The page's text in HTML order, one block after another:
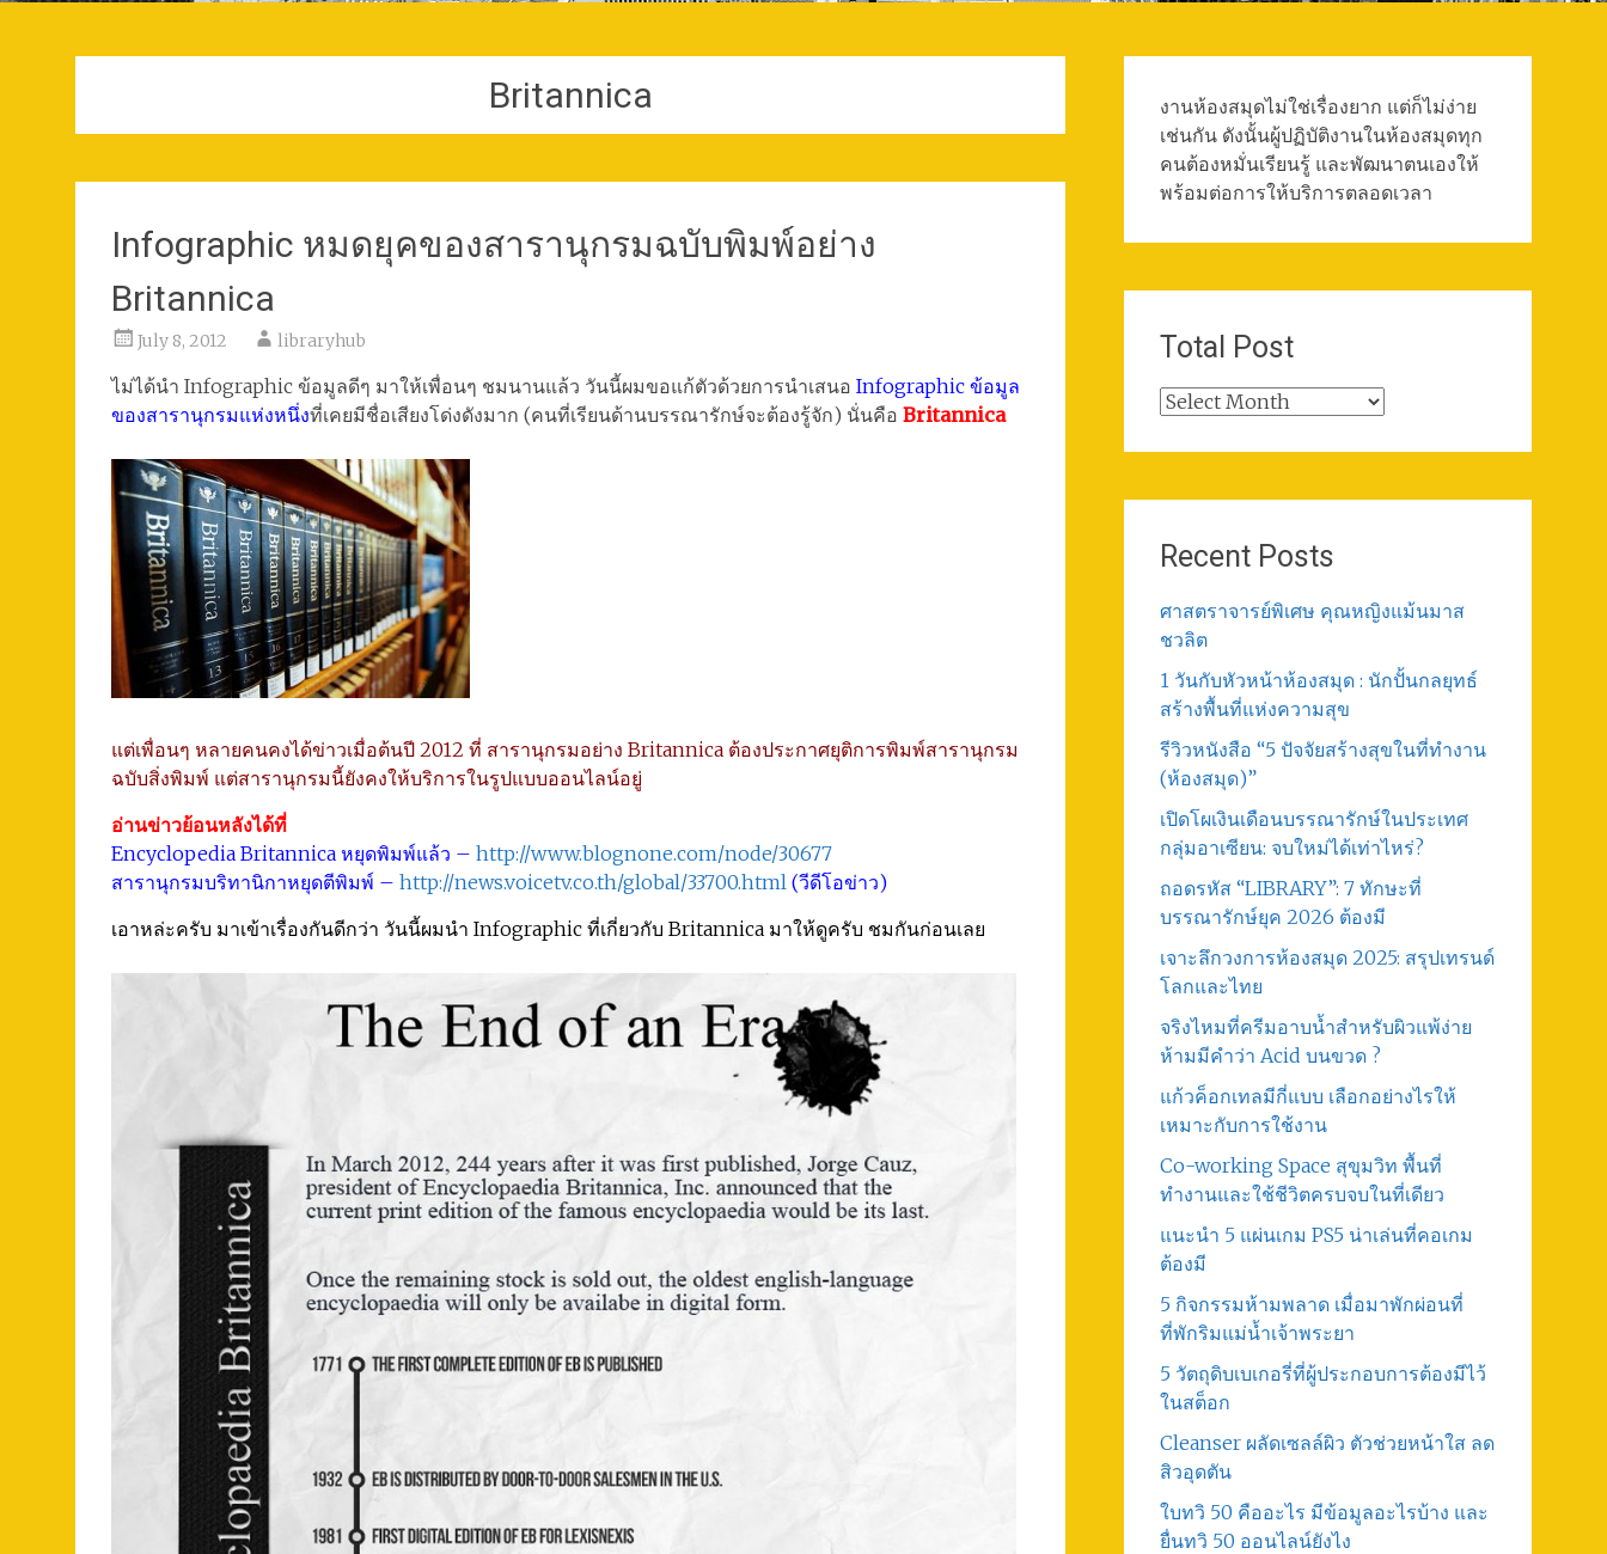
Britannica
Infographic หมดยุคของสารานุกรมฉบับพิมพ์อย่าง
Britannica
July 8, 2012 libraryhub
ไม่ได้นำ Infographic ข้อมูลดีๆ มาให้เพื่อนๆ ชมนานแล้ว วันนี้ผมขอแก้ตัวด้วยการนำเสนอ Infographic ข้อมูล
ของสารานุกรมแห่งหนึ่งที่เคยมีชื่อเสียงโด่งดังมาก (คนที่เรียนด้านบรรณารักษ์จะต้องรู้จัก) นั่นคือ Britannica
แต่เพื่อนๆ หลายคนคงได้ข่าวเมื่อต้นปี 2012 ที่ สารานุกรมอย่าง Britannica ต้องประกาศยุติการพิมพ์สารานุกรม
ฉบับสิ่งพิมพ์ แต่สารานุกรมนี้ยังคงให้บริการในรูปแบบออนไลน์อยู่
อ่านข่าวย้อนหลังได้ที่
Encyclopedia Britannica หยุดพิมพ์แล้ว – http://www.blognone.com/node/30677
สารานุกรมบริทานิกาหยุดตีพิมพ์ – http://news.voicetv.co.th/global/33700.html (วีดีโอข่าว)
เอาหล่ะครับ มาเข้าเรื่องกันดีกว่า วันนี้ผมนำ Infographic ที่เกี่ยวกับ Britannica มาให้ดูครับ ชมกันก่อนเลย
งานห้องสมุดไม่ใช่เรื่องยาก แต่ก็ไม่ง่าย
เช่นกัน ดังนั้นผู้ปฏิบัติงานในห้องสมุดทุก
คนต้องหมั่นเรียนรู้ และพัฒนาตนเองให้
พร้อมต่อการให้บริการตลอดเวลา
Total Post
Total
Recent Posts
ศาสตราจารย์พิเศษ คุณหญิงแม้นมาส
ชวลิต
1 วันกับหัวหน้าห้องสมุด : นักปั้นกลยุทธ์
สร้างพื้นที่แห่งความสุข
รีวิวหนังสือ “5 ปัจจัยสร้างสุขในที่ทำงาน
(ห้องสมุด)”
เปิดโผเงินเดือนบรรณารักษ์ในประเทศ
กลุ่มอาเซียน: จบใหม่ได้เท่าไหร่?
ถอดรหัส “LIBRARY”: 7 ทักษะที่
บรรณารักษ์ยุค 2026 ต้องมี
เจาะลึกวงการห้องสมุด 2025: สรุปเทรนด์
โลกและไทย
จริงไหมที่ครีมอาบน้ำสำหรับผิวแพ้ง่าย
ห้ามมีคำว่า Acid บนขวด ?
แก้วค็อกเทลมีกี่แบบ เลือกอย่างไรให้
เหมาะกับการใช้งาน
Co-working Space สุขุมวิท พื้นที่
ทำงานและใช้ชีวิตครบจบในที่เดียว
แนะนำ 5 แผ่นเกม PS5 น่าเล่นที่คอเกม
ต้องมี
5 กิจกรรมห้ามพลาด เมื่อมาพักผ่อนที่
ที่พักริมแม่น้ำเจ้าพระยา
5 วัตถุดิบเบเกอรี่ที่ผู้ประกอบการต้องมีไว้
ในสต็อก
Cleanser ผลัดเซลล์ผิว ตัวช่วยหน้าใส ลด
สิวอุดตัน
ใบทวิ 50 คืออะไร มีข้อมูลอะไรบ้าง และ
ยื่นทวิ 50 ออนไลน์ยังไง